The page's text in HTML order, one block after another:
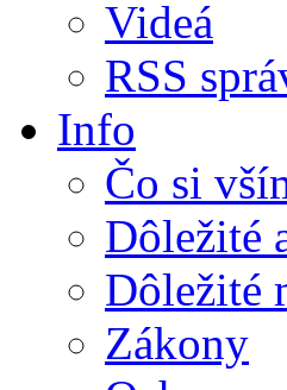
Videá
RSS
Info
Čo si
Dôležité
Dôležité
Zákony